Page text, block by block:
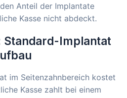
Anteil der Implantate
Kasse nicht abdeckt.
Standard-Implantat
im Seitenzahnbereich kostet
Kasse zahlt bei einem